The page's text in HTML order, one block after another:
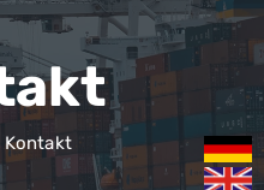
Kontakt